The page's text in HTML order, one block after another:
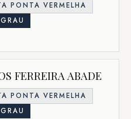
PONTA VERMELHA
FERREIRA ABADE
PONTA VERMELHA